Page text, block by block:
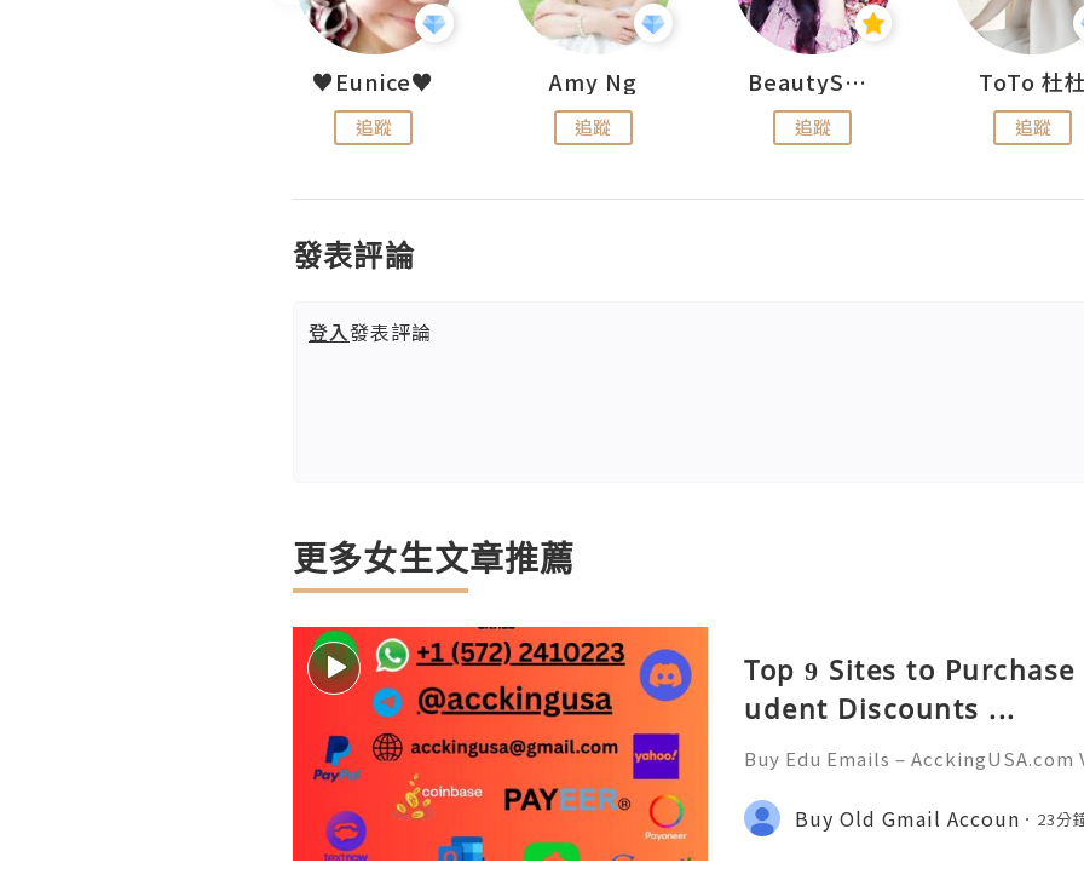
♥Eunice♥
追蹤
Amy Ng
追蹤
BeautySearch
追蹤
ToTo 杜
追蹤
發表評論
登入發表評論
更多女生文章推薦
Top 9 Sites to
udent Discounts ...
Buy Edu Emails –
knock us! 🌐📡💫💫💫💥
sa 🌍🪄📩💫💥🕒🛍️💠 WhatsApp: +1
Buy Old Gmail Accoun 23分